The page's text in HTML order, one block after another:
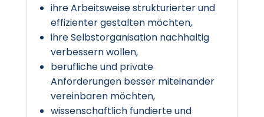
ihre Arbeitsweise strukturierter und
effizienter gestalten möchten,
ihre Selbstorganisation nachhaltig
verbessern wollen,
berufliche und private
Anforderungen besser miteinander
vereinbaren möchten,
wissenschaftlich fundierte und